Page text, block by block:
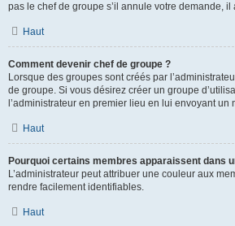
pas le chef de groupe s’il annule votre demande,
Haut
Comment devenir chef de groupe ?
Lorsque des groupes sont créés par
de groupe. Si vous désirez créer un groupe
l’administrateur en premier lieu en lui envoyant un
Haut
Pourquoi certains membres apparaissent dans
L’administrateur peut attribuer une couleur aux
rendre facilement identifiables.
Haut